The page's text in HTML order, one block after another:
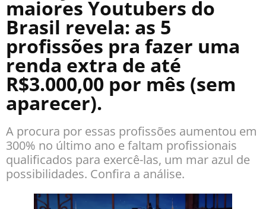
maiores Youtubers do
Brasil revela: as 5
profissões pra fazer uma
renda extra de até
R$3.000,00 por mês (sem
aparecer).
A procura por essas profissões aumentou em
300% no último ano e faltam profissionais
qualificados para exercê-las, um mar azul de
possibilidades. Confira a análise.